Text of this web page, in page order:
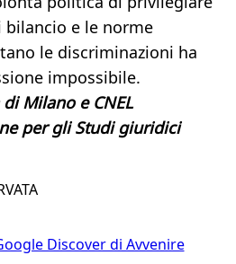
e le norme
le discriminazioni ha
impossibile.
Milano e CNEL
per gli Studi giuridici
Discover di Avvenire